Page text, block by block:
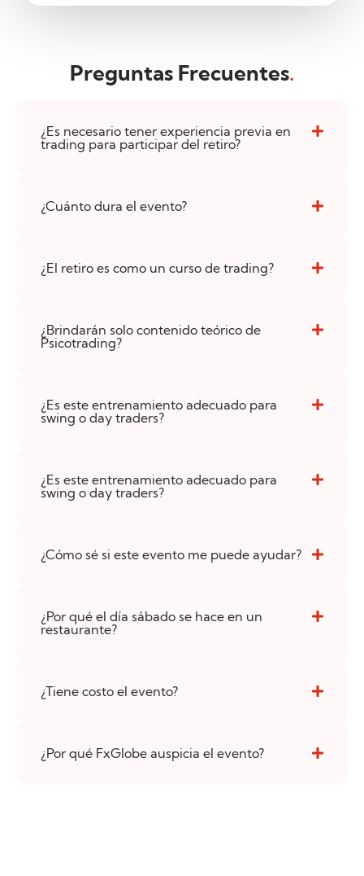
Preguntas Frecuentes.
¿Es necesario tener experiencia previa en
trading para participar del retiro?
¿Cuánto dura el evento?
¿El retiro es como un curso de trading?
¿Brindarán solo contenido teórico de
Psicotrading?
¿Es este entrenamiento adecuado para
swing o day traders?
¿Es este entrenamiento adecuado para
swing o day traders?
¿Cómo sé si este evento me puede ayudar?
¿Por qué el día sábado se hace en un
restaurante?
¿Tiene costo el evento?
¿Por qué FxGlobe auspicia el evento?